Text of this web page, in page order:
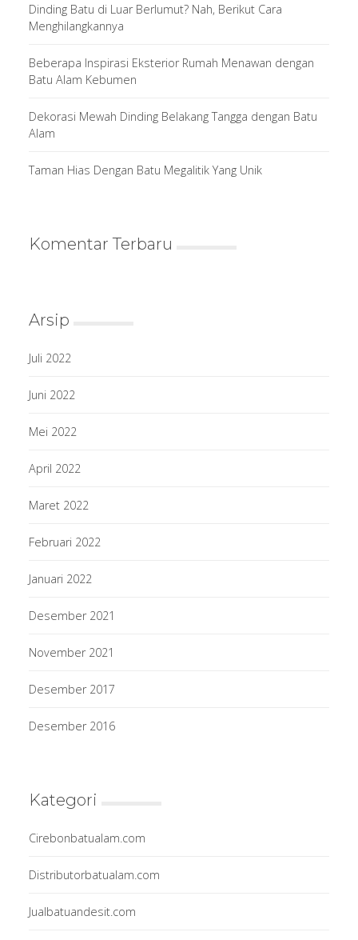
Dinding Batu di Luar Berlumut? Nah, Berikut Cara
Menghilangkannya
Beberapa Inspirasi Eksterior Rumah Menawan dengan
Batu Alam Kebumen
Dekorasi Mewah Dinding Belakang Tangga dengan Batu
Alam
Taman Hias Dengan Batu Megalitik Yang Unik
Komentar Terbaru
Arsip
Juli 2022
Juni 2022
Mei 2022
April 2022
Maret 2022
Februari 2022
Januari 2022
Desember 2021
November 2021
Desember 2017
Desember 2016
Kategori
Cirebonbatualam.com
Distributorbatualam.com
Jualbatuandesit.com